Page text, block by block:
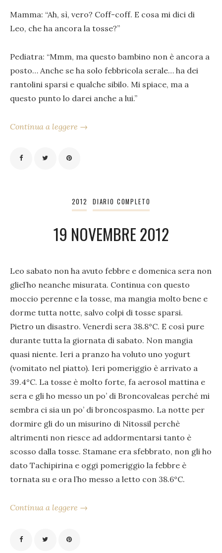
Mamma: “Ah, sì, vero? Coff-coff. E cosa mi dici di
Leo, che ha ancora la tosse?”
Pediatra: “Mmm, ma questo bambino non è ancora a
posto… Anche se ha solo febbricola serale… ha dei
rantolini sparsi e qualche sibilo. Mi spiace, ma a
questo punto lo darei anche a lui.”
Continua a leggere →
2012 DIARIO COMPLETO
19 NOVEMBRE 2012
Leo sabato non ha avuto febbre e domenica sera non
gliel’ho neanche misurata. Continua con questo
moccio perenne e la tosse, ma mangia molto bene e
dorme tutta notte, salvo colpi di tosse sparsi.
Pietro un disastro. Venerdì sera 38.8°C. E così pure
durante tutta la giornata di sabato. Non mangia
quasi niente. Ieri a pranzo ha voluto uno yogurt
(vomitato nel piatto). Ieri pomeriggio è arrivato a
39.4°C. La tosse è molto forte, fa aerosol mattina e
sera e gli ho messo un po’ di Broncovaleas perché mi
sembra ci sia un po’ di broncospasmo. La notte per
dormire gli do un misurino di Nitossil perchè
altrimenti non riesce ad addormentarsi tanto è
scosso dalla tosse. Stamane era sfebbrato, non gli ho
dato Tachipirina e oggi pomeriggio la febbre è
tornata su e ora l’ho messo a letto con 38.6°C.
Continua a leggere →